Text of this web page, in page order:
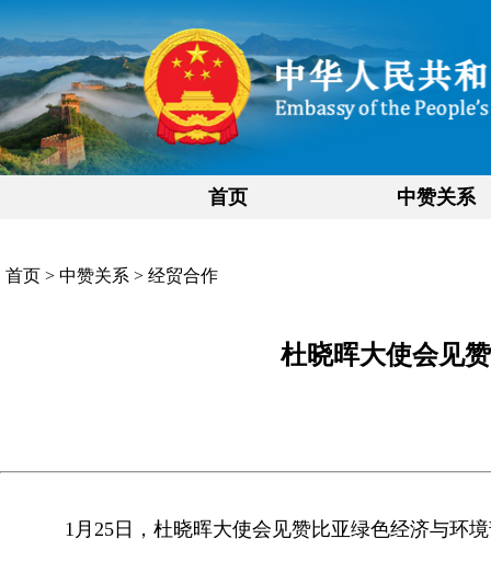
首页 中赞关系
首页 > 中赞关系 > 经贸合作
杜晓晖大使会见
1月25日，杜晓晖大使会见赞比亚绿色经济与环